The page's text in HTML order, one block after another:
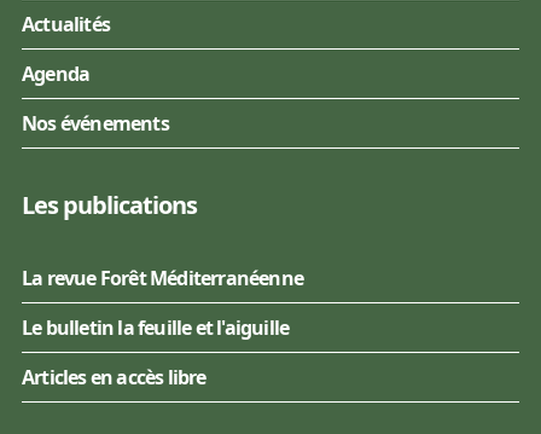
Actualités
Agenda
Nos événements
Les publications
La revue Forêt Méditerranéenne
Le bulletin la feuille et l'aiguille
Articles en accès libre